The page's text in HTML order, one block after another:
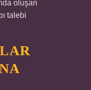
oluşan
talebi